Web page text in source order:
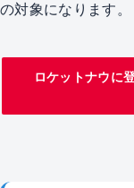
の対象になります。
ロケットナウに